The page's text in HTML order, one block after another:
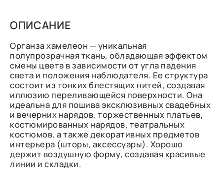
ОПИСАНИЕ
Органза хамелеон — уникальная
полупрозрачная ткань, обладающая эффектом
смены цвета в зависимости от угла падения
света и положения наблюдателя. Ее структура
состоит из тонких блестящих нитей, создавая
иллюзию переливающейся поверхности. Она
идеальна для пошива эксклюзивных свадебных
и вечерних нарядов, торжественных платьев,
костюмированных нарядов, театральных
костюмов, а также декоративных предметов
интерьера (шторы, аксессуары). Хорошо
держит воздушную форму, создавая красивые
линии и складки.